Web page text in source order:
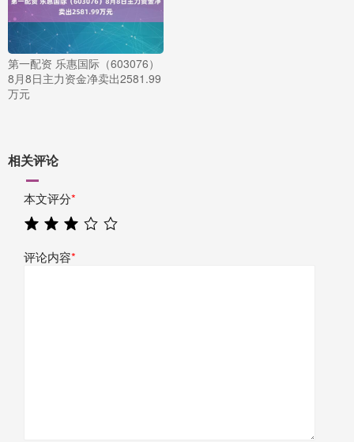
第一配资 乐惠国际（603076）
8月8日主力资金净卖出2581.99
万元
相关评论
本文评分*
评论内容*